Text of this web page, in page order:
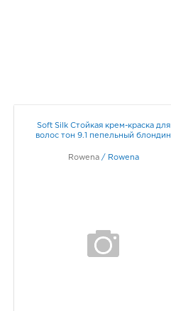
Soft Silk Стойкая крем-краска для
волос тон 9.1 пепельный блондин
Rowena / Rowena